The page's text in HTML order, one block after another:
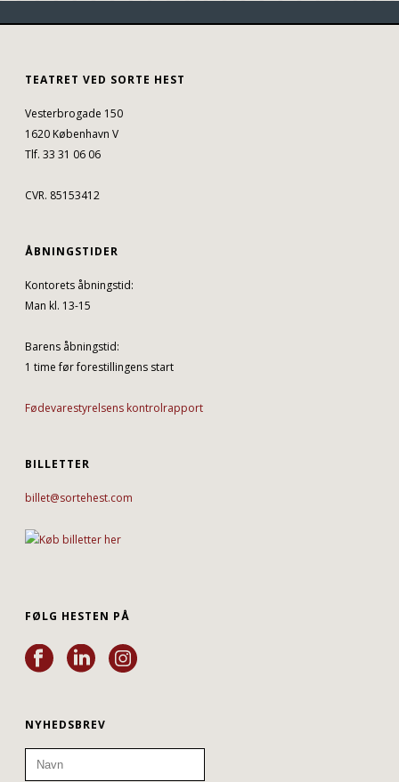
TEATRET VED SORTE HEST
Vesterbrogade 150
1620 København V
Tlf. 33 31 06 06
CVR. 85153412
ÅBNINGSTIDER
Kontorets åbningstid:
Man kl. 13-15
Barens åbningstid:
1 time før forestillingens start
Fødevarestyrelsens kontrolrapport
BILLETTER
billet@sortehest.com
FØLG HESTEN PÅ
NYHEDSBREV